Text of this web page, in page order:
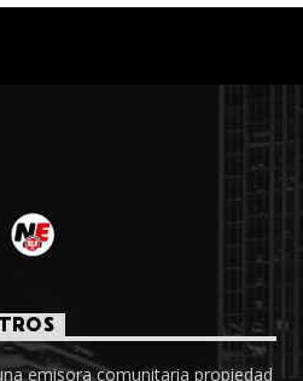
emisora comunitaria propiedad